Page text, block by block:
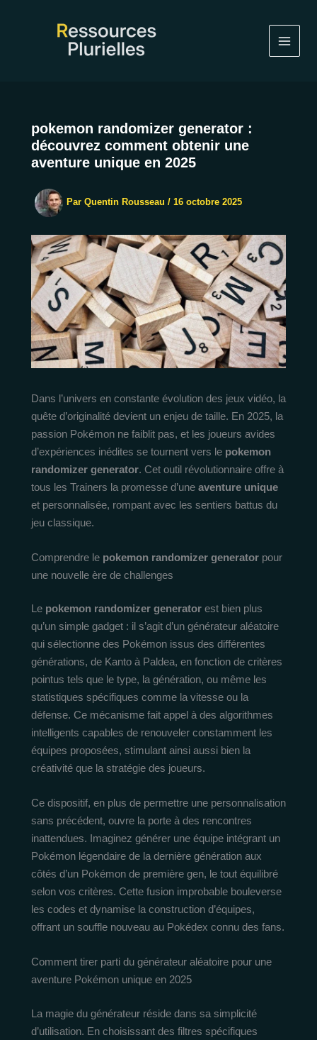
pokemon randomizer generator :
découvrez comment obtenir une
aventure unique en 2025
Par Quentin Rousseau / 16 octobre 2025
Dans l’univers en constante évolution des jeux vidéo, la
quête d’originalité devient un enjeu de taille. En 2025, la
passion Pokémon ne faiblit pas, et les joueurs avides
d’expériences inédites se tournent vers le pokemon
randomizer generator. Cet outil révolutionnaire offre à
tous les Trainers la promesse d’une aventure unique
et personnalisée, rompant avec les sentiers battus du
jeu classique.
Comprendre le pokemon randomizer generator pour
une nouvelle ère de challenges
Le pokemon randomizer generator est bien plus
qu’un simple gadget : il s’agit d’un générateur aléatoire
qui sélectionne des Pokémon issus des différentes
générations, de Kanto à Paldea, en fonction de critères
pointus tels que le type, la génération, ou même les
statistiques spécifiques comme la vitesse ou la
défense. Ce mécanisme fait appel à des algorithmes
intelligents capables de renouveler constamment les
équipes proposées, stimulant ainsi aussi bien la
créativité que la stratégie des joueurs.
Ce dispositif, en plus de permettre une personnalisation
sans précédent, ouvre la porte à des rencontres
inattendues. Imaginez générer une équipe intégrant un
Pokémon légendaire de la dernière génération aux
côtés d’un Pokémon de première gen, le tout équilibré
selon vos critères. Cette fusion improbable bouleverse
les codes et dynamise la construction d’équipes,
offrant un souffle nouveau au Pokédex connu des fans.
Comment tirer parti du générateur aléatoire pour une
aventure Pokémon unique en 2025
La magie du générateur réside dans sa simplicité
d’utilisation. En choisissant des filtres spécifiques